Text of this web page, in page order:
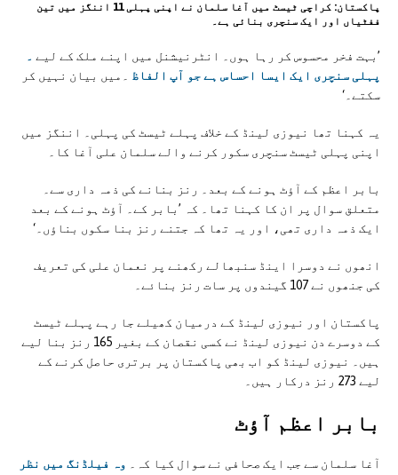
پاکستان: کراچی ٹيسٹ ميں آغا سلمان نے اپنی پہلی 11 اننگز میں تین
ففٹیاں اور ایک سنچری بنائی ہے۔
’بہت فخر محسوس کر رہا ہوں۔ انٹرنیشنل میں اپنے ملک کے لیے ۔
پہلی سنچری ایک ایسا احساس ہے جو آپ الفاظ
۔میں بیان نہیں کر
سکتے۔‘
یہ کہنا تھا نیوزی لینڈ کے خلاف پہلے ٹیسٹ کی پہلی۔ اننگز میں
اپنی پہلی ٹیسٹ سنچری سکور کرنے والے سلمان علی آغا کا۔
بابر اعظم کے آؤٹ ہونے کے بعد۔ رنز بنانے کی ذمہ داری سے۔
متعلق سوال پر ان کا کہنا تھا۔ کہ ’بابر کے۔ آؤٹ ہونے کے بعد
ایک ذمہ داری تھی، اور یہ تھا کہ جتنے رنز بنا سکوں بناؤں۔‘
انھوں نے دوسرا اینڈ سنبھالے رکھنے پر نعمان علی کی تعریف
کی جنھوں نے 107 گیندوں پر سات رنز بنائے۔
پاکستان اور نیوزی لینڈ کے درمیان کھیلے جا رہے پہلے ٹیسٹ
کے دوسرے دن نیوزی لینڈ نے کسی نقصان کے بغیر 165 رنز بنا لیے
ہیں۔ نیوزی لینڈ کو اب بھی پاکستان پر برتری حاصل کرنے کے
لیے 273 رنز درکار ہیں۔
بابر اعظم آؤٹ
آغا سلمان سے جب ایک صحافی نے سوال کیا کہ۔
وہ فیلڈنگ میں نظر